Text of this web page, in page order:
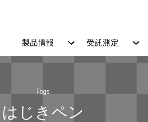
製品情報 受託測定
Tags
はじきペン